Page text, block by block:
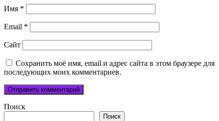
Имя *
Email *
Сайт
Сохранить моё имя, email и адрес сайта в этом браузере для
последующих моих комментариев.
Поиск
Поиск